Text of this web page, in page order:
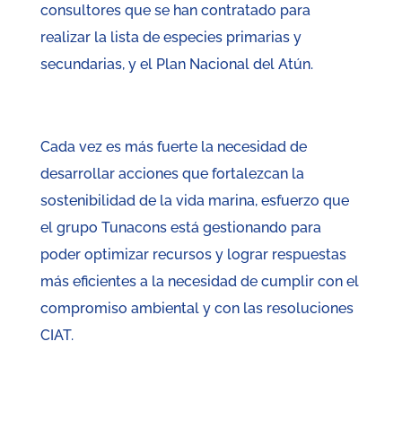
consultores que se han contratado para
realizar la lista de especies primarias y
secundarias, y el Plan Nacional del Atún.
Cada vez es más fuerte la necesidad de
desarrollar acciones que fortalezcan la
sostenibilidad de la vida marina, esfuerzo que
el grupo Tunacons está gestionando para
poder optimizar recursos y lograr respuestas
más eficientes a la necesidad de cumplir con el
compromiso ambiental y con las resoluciones
CIAT.